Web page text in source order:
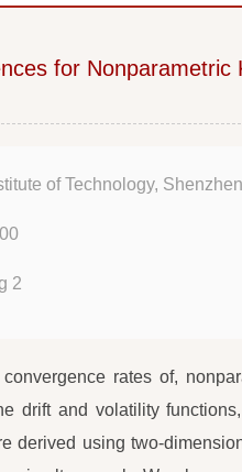
for
of Technology, Shenzhen
2
rates of,
drift and volatility
derived using two-